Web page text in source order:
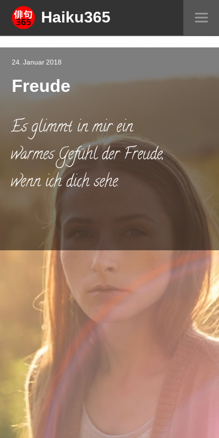
Springe
zum
Inhalt
Haiku365
24. Januar 2018
Freude
Es glimmt in mir ein
warmes Gefühl der Freude,
wenn ich dich sehe.